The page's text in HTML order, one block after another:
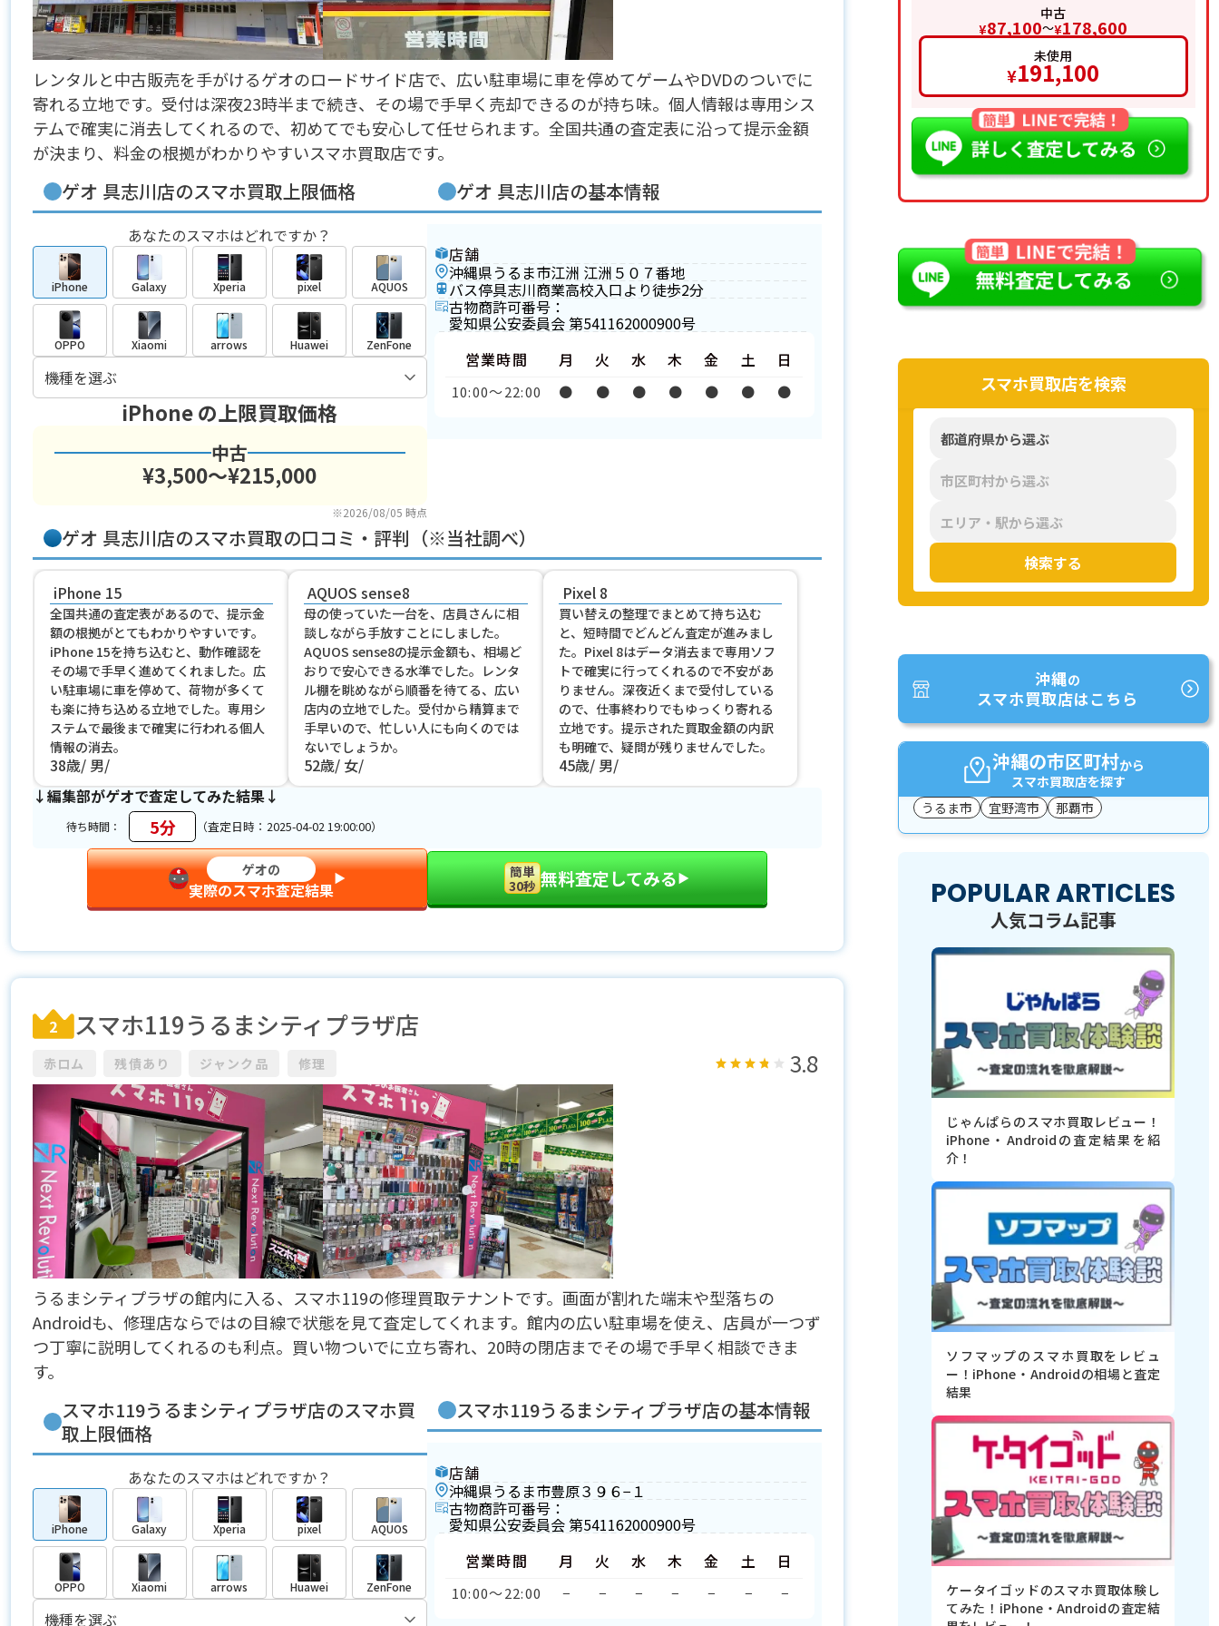
レンタルと中古販売を手がけるゲオのロードサイド店で、広い駐車場に車を停めてゲームやDVDのついでに
寄れる立地です。受付は深夜23時半まで続き、その場で手早く売却できるのが持ち味。個人情報は専用シス
テムで確実に消去してくれるので、初めてでも安心して任せられます。全国共通の査定表に沿って提示金額
が決まり、料金の根拠がわかりやすいスマホ買取店です。
ゲオ 具志川店のスマホ買取上限価格
あなたのスマホはどれですか？
iPhone Galaxy Xperia pixel AQUOS
OPPO Xiaomi arrows Huawei ZenFone
iPhoneの上限買取価格
中古
¥3,500〜¥215,000
※2026/08/05 時点
ゲオ 具志川店の基本情報
店舗
沖縄県うるま市江洲 江洲５０７番地
バス停具志川商業高校入口より徒歩2分
古物商許可番号：
愛知県公安委員会 第541162000900号
営業時間
10:00〜22:00
月
●
火
●
水
●
木
●
金
●
土
●
日
●
ゲオ 具志川店のスマホ買取の口コミ・評判（※当社調べ）
iPhone 15
全国共通の査定表があるので、提示金
額の根拠がとてもわかりやすいです。
iPhone 15を持ち込むと、動作確認を
その場で手早く進めてくれました。広
い駐車場に車を停めて、荷物が多くて
も楽に持ち込める立地でした。専用シ
ステムで最後まで確実に行われる個人
情報の消去。
38歳 男
AQUOS sense8
母の使っていた一台を、店員さんに相
談しながら手放すことにしました。
AQUOS sense8の提示金額も、相場ど
おりで安心できる水準でした。レンタ
ル棚を眺めながら順番を待てる、広い
店内の立地でした。受付から精算まで
手早いので、忙しい人にも向くのでは
ないでしょうか。
52歳 女
Pixel 8
買い替えの整理でまとめて持ち込む
と、短時間でどんどん査定が進みまし
た。Pixel 8はデータ消去まで専用ソフ
トで確実に行ってくれるので不安があ
りません。深夜近くまで受付している
ので、仕事終わりでもゆっくり寄れる
立地です。提示された買取金額の内訳
も明確で、疑問が残りませんでした。
45歳 男
↓編集部がゲオで査定してみた結果↓
待ち時間： 5分 （査定日時：2025-04-02 19:00:00）
ゲオの
実際のスマホ査定結果
▶︎
簡単
30秒 無料査定してみる▶︎
2 スマホ119うるまシティプラザ店
赤ロム 残債あり ジャンク品 修理 3.8
うるまシティプラザの館内に入る、スマホ119の修理買取テナントです。画面が割れた端末や型落ちの
Androidも、修理店ならではの目線で状態を見て査定してくれます。館内の広い駐車場を使え、店員が一つず
つ丁寧に説明してくれるのも利点。買い物ついでに立ち寄れ、20時の閉店までその場で手早く相談できま
す。
スマホ119うるまシティプラザ店のスマホ買
取上限価格
あなたのスマホはどれですか？
iPhone Galaxy Xperia pixel AQUOS
OPPO Xiaomi arrows Huawei ZenFone
スマホ119うるまシティプラザ店の基本情報
店舗
沖縄県うるま市豊原３９６−１
古物商許可番号：
愛知県公安委員会 第541162000900号
営業時間
10:00〜22:00
月
−
火
−
水
−
木
−
金
−
土
−
日
−
中古
¥87,100〜¥178,600
未使用
¥191,100
スマホ買取店を検索
検索する
沖縄の
スマホ買取店はこちら
沖縄の市区町村から
スマホ買取店を探す
うるま市
宜野湾市 那覇市
POPULAR ARTICLES
人気コラム記事
じゃんぱらのスマホ買取レビュー！
iPhone・Androidの査定結果を紹
介！
ソフマップのスマホ買取をレビュ
ー！iPhone・Androidの相場と査定
結果
ケータイゴッドのスマホ買取体験し
てみた！iPhone・Androidの査定結